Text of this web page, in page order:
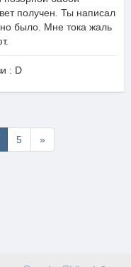
получен. Ты написал
было. Мне тока жаль
: D
5 »Последняя